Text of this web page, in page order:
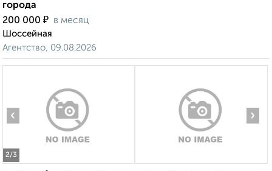
города
200 000 ₽ в месяц
Шоссейная
Агентство, 09.08.2026
2/3
‹ ›